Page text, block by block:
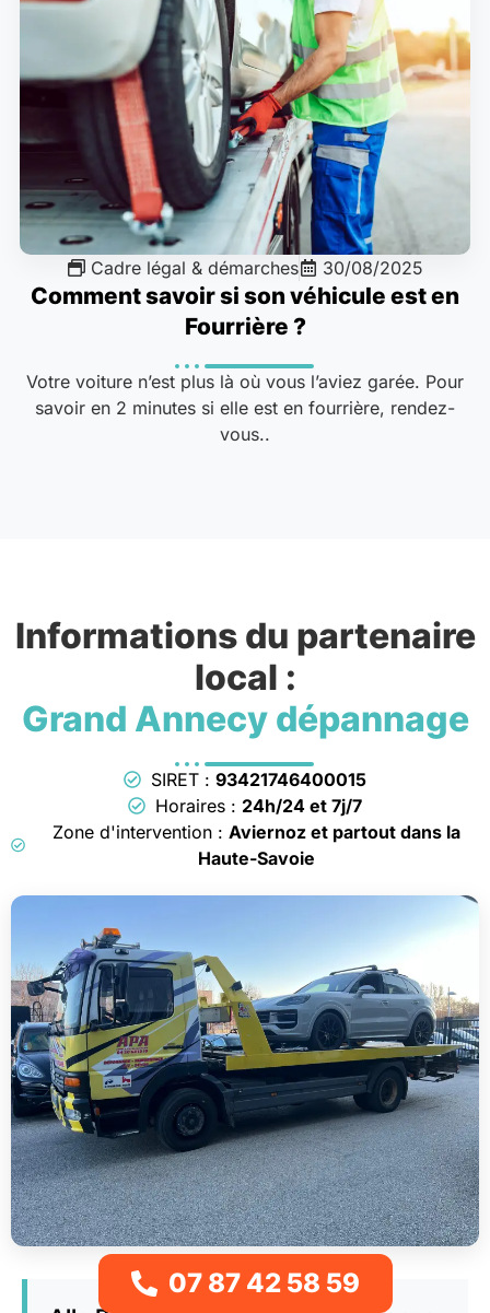
Cadre légal & démarches 30/08/2025
Comment savoir si son véhicule est en
Fourrière ?
Votre voiture n’est plus là où vous l’aviez garée. Pour
savoir en 2 minutes si elle est en fourrière, rendez-
vous..
Informations du partenaire
local :
Grand Annecy dépannage
SIRET : 93421746400015
Horaires : 24h/24 et 7j/7
Zone d'intervention :Aviernoz et partout dans la
Haute-Savoie
07 87 42 58 59